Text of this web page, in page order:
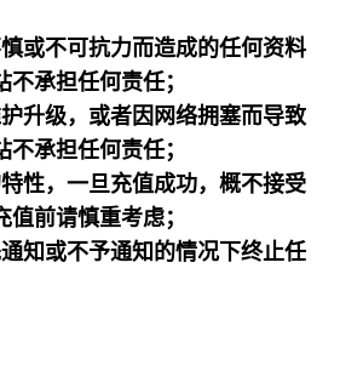
或不可抗力而造成的任何资料
承担任何责任；
升级，或者因网络拥塞而导致
承担任何责任；
性，一旦充值成功，概不接受
前请慎重考虑；
知或不予通知的情况下终止任